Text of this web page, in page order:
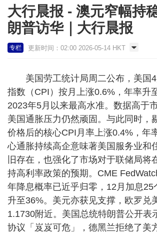
大行晨报 - 澳元窄幅持
朗普访华｜大行晨报
专栏 更新时间：02:00 2026-05-14 HKT
美国劳工统计局周二公布，美国4
指数（CPI）按月上涨0.6%，年率升
2023年5月以来最高水准。数据高于
美国通胀压力仍然顽固。与此同时，
价格后的核心CPI月率上涨0.4%，年
心通胀持续高企意味著美国服务业和
旧存在，也强化了市场对于联储局将
持高利率政策的预期。CME
年降息概率已近乎归零，12月加息25
升至36%。美元亦获见支撑，欧罗兑
1.1730附近。美国总统特朗普公开表
协议「岌岌可危」，德黑兰拒绝了美